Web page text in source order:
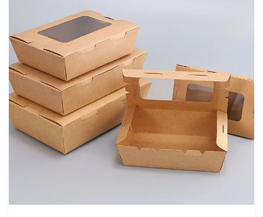
Costum
Banyak
Diminati